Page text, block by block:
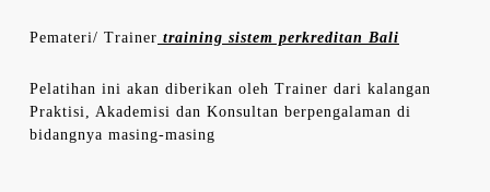
Pemateri/ Trainer training sistem perkreditan Bali
Pelatihan ini akan diberikan oleh Trainer dari kalangan
Praktisi, Akademisi dan Konsultan berpengalaman di
bidangnya masing-masing